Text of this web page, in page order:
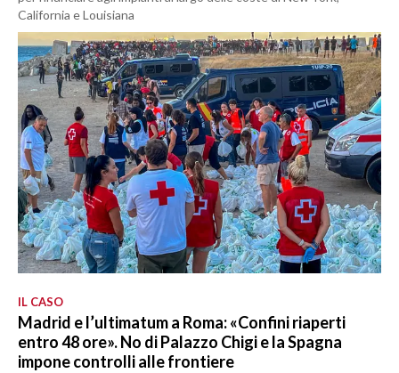
California e Louisiana
IL CASO
Madrid e l’ultimatum a Roma: «Confini riaperti
entro 48 ore». No di Palazzo Chigi e la Spagna
impone controlli alle frontiere